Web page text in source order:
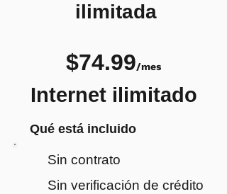
ilimitada
$74.99/mes
Internet ilimitado
Qué está incluido
Sin contrato
Sin verificación de crédito